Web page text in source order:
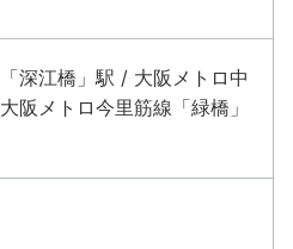
深江橋」駅 / 大阪メトロ中
阪メトロ今里筋線「緑橋」